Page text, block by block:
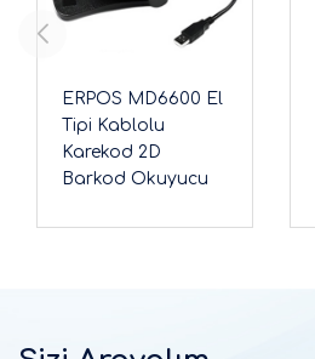
ERPOS MD6600 El
Tipi Kablolu
Karekod 2D
Barkod Okuyucu